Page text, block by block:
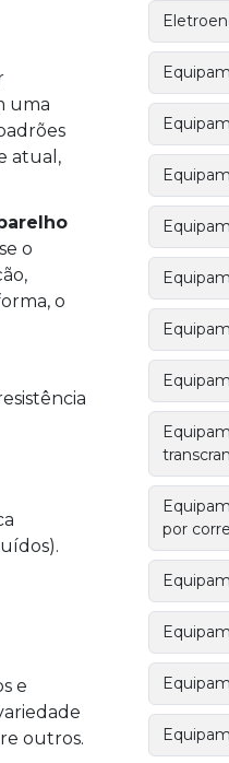
uma
atual,
o
o
e
outros.
por